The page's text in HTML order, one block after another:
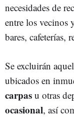
necesidades de
entre los vecinos
bares, cafeterías,
Se excluirán
ubicados en
carpas u otras
ocasional, así